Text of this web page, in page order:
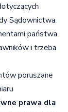
Sądownictwa.
państwa
i trzeba
poruszane
prawa dla